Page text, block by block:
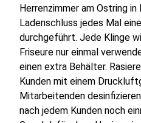
Herrenzimmer am Ostring in
Ladenschluss jedes Mal
durchgeführt. Jede Klinge
Friseure nur einmal
einen extra Behälter.
Kunden mit einem
Mitarbeitenden
nach jedem Kunden noch